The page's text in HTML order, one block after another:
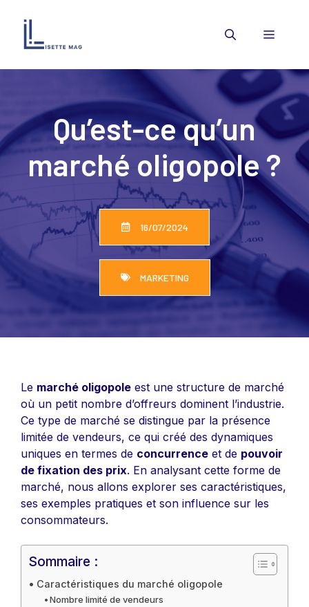
contenu
Menu
Qu’est-ce qu’un
marché oligopole ?
16/07/2024
MARKETING
Le marché oligopole est une structure de marché
où un petit nombre d’offreurs dominent l’industrie.
Ce type de marché se distingue par la présence
limitée de vendeurs, ce qui créé des dynamiques
uniques en termes de concurrence et de pouvoir
de fixation des prix. En analysant cette forme de
marché, nous allons explorer ses caractéristiques,
ses exemples pratiques et son influence sur les
consommateurs.
Sommaire :
Caractéristiques du marché oligopole
Nombre limité de vendeurs